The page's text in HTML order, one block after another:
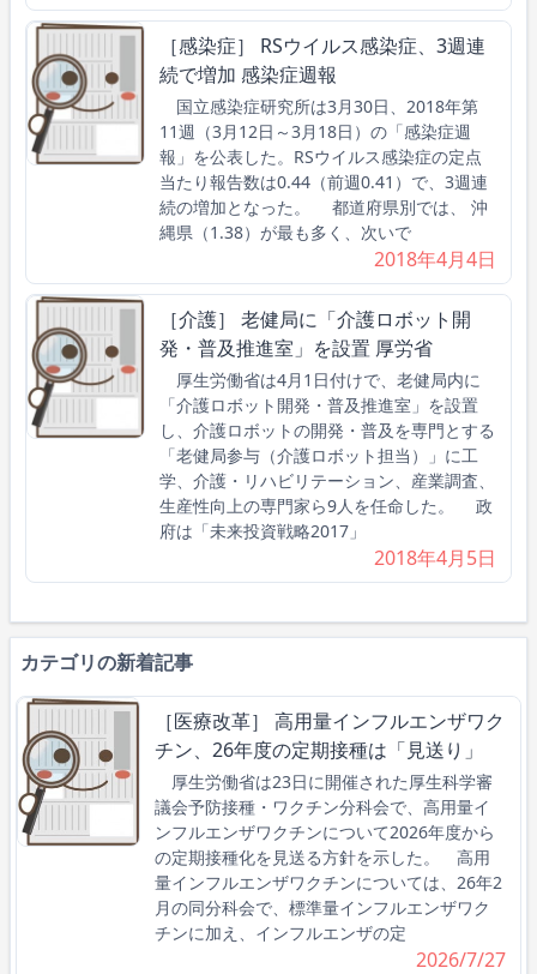
［感染症］ RSウイルス感染症、3週連
続で増加 感染症週報
国立感染症研究所は3月30日、2018年第
11週（3月12日～3月18日）の「感染症週
報」を公表した。RSウイルス感染症の定点
当たり報告数は0.44（前週0.41）で、3週連
続の増加となった。 都道府県別では、 沖
縄県（1.38）が最も多く、次いで
2018年4月4日
［介護］ 老健局に「介護ロボット開
発・普及推進室」を設置 厚労省
厚生労働省は4月1日付けで、老健局内に
「介護ロボット開発・普及推進室」を設置
し、介護ロボットの開発・普及を専門とする
「老健局参与（介護ロボット担当）」に工
学、介護・リハビリテーション、産業調査、
生産性向上の専門家ら9人を任命した。 政
府は「未来投資戦略2017」
2018年4月5日
カテゴリの新着記事
［医療改革］ 高用量インフルエンザワク
チン、26年度の定期接種は「見送り」
厚生労働省は23日に開催された厚生科学審
議会予防接種・ワクチン分科会で、高用量イ
ンフルエンザワクチンについて2026年度から
の定期接種化を見送る方針を示した。 高用
量インフルエンザワクチンについては、26年2
月の同分科会で、標準量インフルエンザワク
チンに加え、インフルエンザの定
2026/7/27